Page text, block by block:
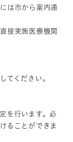
は市から案内通
接実施医療機関
てください。
を行います。必
ることができま